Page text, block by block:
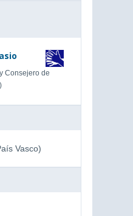
Consejero de
Vasco)